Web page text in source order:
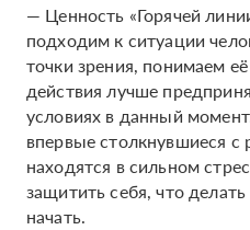
— Ценность «Горячей
подходим к ситуации
точки зрения, понимаем
действия лучше
условиях в данный
впервые столкнувшиеся с
находятся в сильном
защитить себя, что
начать.